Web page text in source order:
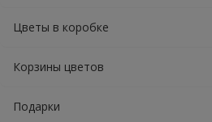
Цветы в коробке
Корзины цветов
Подарки